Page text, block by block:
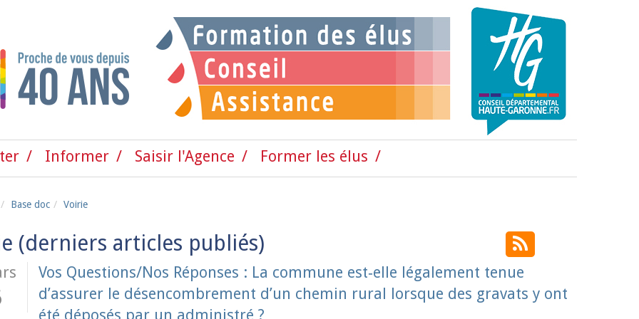
Informer Saisir l'Agence Former les élus
Base doc Voirie
Vos Questions/Nos Réponses : La commune est‑elle légalement tenue
d’assurer le désencombrement d’un chemin rural lorsque des gravats y ont
été déposés par un administré ?